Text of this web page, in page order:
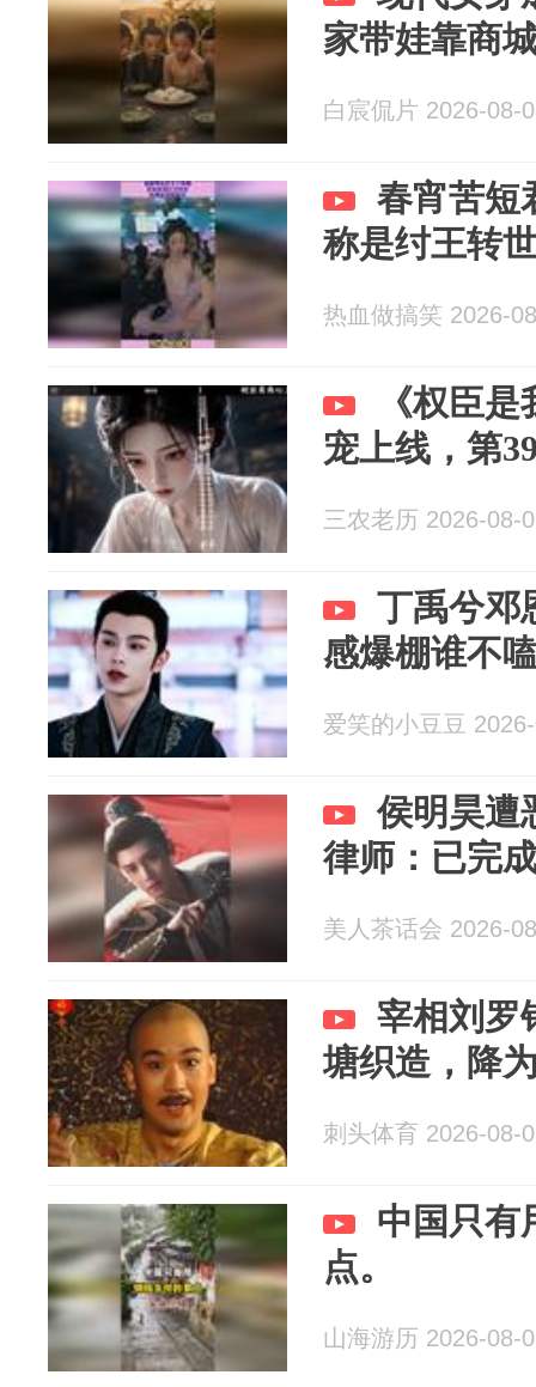
家带娃靠商
白宸侃片 2026-08-
春宵苦短
称是纣王转
热血做搞笑 2026-
《权臣
宠上线，第
三农老历 2026-08-
丁禹兮邓
感爆棚谁不
爱笑的小豆豆
侯明昊遭
律师：已完
美人茶话会 2026-
宰相刘
塘织造，降
刺头体育 2026-08-
中国只有
点。
山海游历 2026-08-